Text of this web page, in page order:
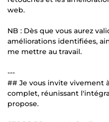
web.
NB : Dès que vous aurez
améliorations identifiées,
me mettre au travail.
---
## Je vous invite vivement
complet, réunissant
propose.